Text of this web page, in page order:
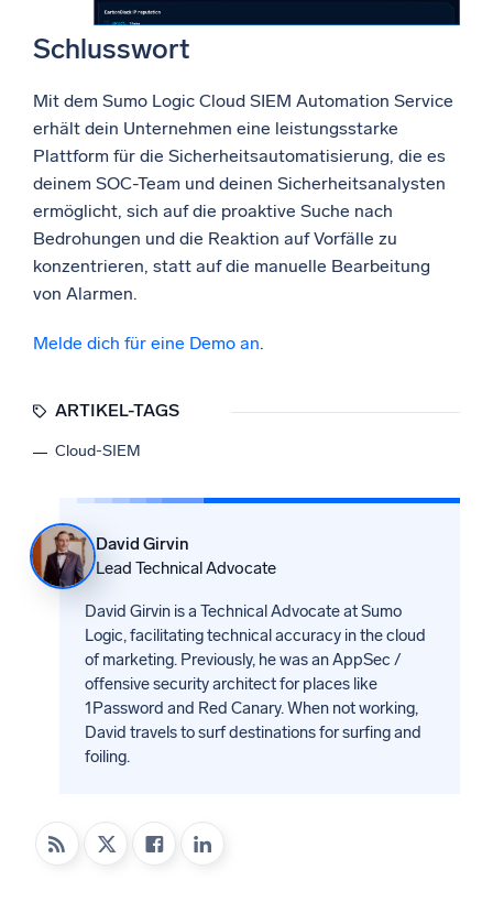
Schlusswort
Mit dem Sumo Logic Cloud SIEM Automation Service
erhält dein Unternehmen eine leistungsstarke
Plattform für die Sicherheitsautomatisierung, die es
deinem SOC-Team und deinen Sicherheitsanalysten
ermöglicht, sich auf die proaktive Suche nach
Bedrohungen und die Reaktion auf Vorfälle zu
konzentrieren, statt auf die manuelle Bearbeitung
von Alarmen.
Melde dich für eine Demo an.
ARTIKEL-TAGS
Cloud-SIEM
David Girvin
Lead Technical Advocate
David Girvin is a Technical Advocate at Sumo
Logic, facilitating technical accuracy in the cloud
of marketing. Previously, he was an AppSec /
offensive security architect for places like
1Password and Red Canary. When not working,
David travels to surf destinations for surfing and
foiling.